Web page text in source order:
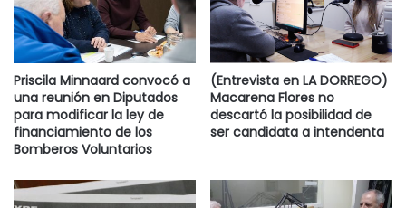
Priscila Minnaard convocó a
una reunión en Diputados
para modificar la ley de
financiamiento de los
Bomberos Voluntarios
(Entrevista en LA DORREGO)
Macarena Flores no
descartó la posibilidad de
ser candidata a intendenta